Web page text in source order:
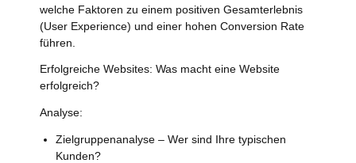
welche Faktoren zu einem positiven Gesamterlebnis
(User Experience) und einer hohen Conversion Rate
führen.
Erfolgreiche Websites: Was macht eine Website
erfolgreich?
Analyse:
Zielgruppenanalyse – Wer sind Ihre typischen
Kunden?